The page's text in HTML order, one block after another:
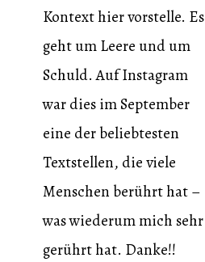
Kontext hier vorstelle. Es
geht um Leere und um
Schuld. Auf Instagram
war dies im September
eine der beliebtesten
Textstellen, die viele
Menschen berührt hat –
was wiederum mich sehr
gerührt hat. Danke!!